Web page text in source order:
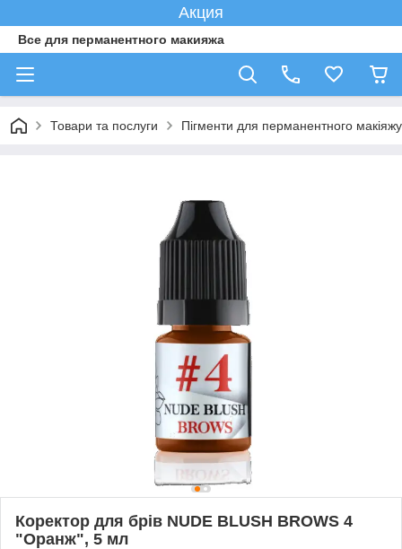
Акция
Все для перманентного макияжа
Товари та послуги Пігменти для перманентного макіяжу
Коректор для брів NUDE BLUSH BROWS 4
"Оранж", 5 мл